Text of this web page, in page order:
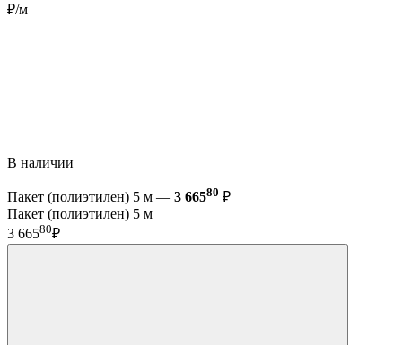
₽/м
В наличии
Пакет (полиэтилен) 5 м — 3 66580 ₽
Пакет (полиэтилен) 5 м
3 66580₽